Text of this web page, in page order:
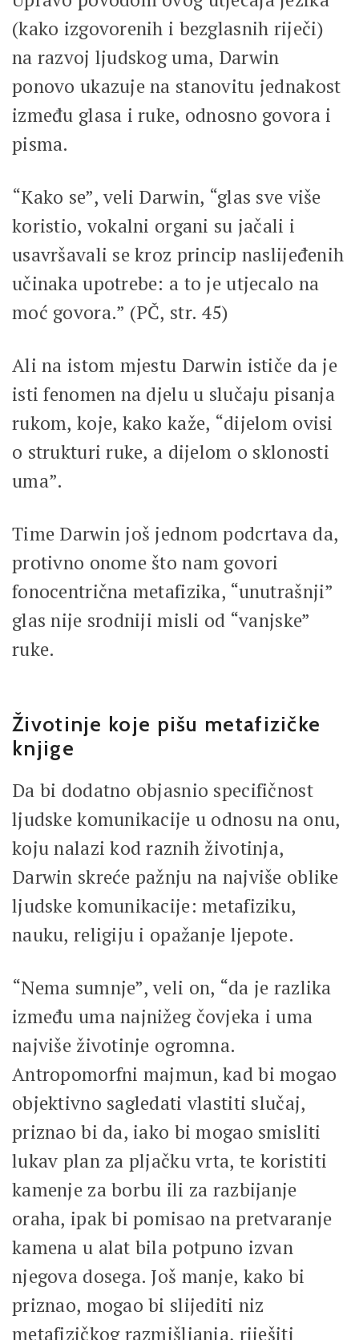
(kako izgovorenih i bezglasnih riječi)
na razvoj ljudskog uma, Darwin
ponovo ukazuje na stanovitu jednakost
između glasa i ruke, odnosno govora i
pisma.
“Kako se”, veli Darwin, “glas sve više
koristio, vokalni organi su jačali i
usavršavali se kroz princip naslijeđenih
učinaka upotrebe: a to je utjecalo na
moć govora.” (PČ, str. 45)
Ali na istom mjestu Darwin ističe da je
isti fenomen na djelu u slučaju pisanja
rukom, koje, kako kaže, “dijelom ovisi
o strukturi ruke, a dijelom o sklonosti
uma”.
Time Darwin još jednom podcrtava da,
protivno onome što nam govori
fonocentrična metafizika, “unutrašnji”
glas nije srodniji misli od “vanjske”
ruke.
Životinje koje pišu metafizičke
knjige
Da bi dodatno objasnio specifičnost
ljudske komunikacije u odnosu na onu,
koju nalazi kod raznih životinja,
Darwin skreće pažnju na najviše oblike
ljudske komunikacije: metafiziku,
nauku, religiju i opažanje ljepote.
“Nema sumnje”, veli on, “da je razlika
između uma najnižeg čovjeka i uma
najviše životinje ogromna.
Antropomorfni majmun, kad bi mogao
objektivno sagledati vlastiti slučaj,
priznao bi da, iako bi mogao smisliti
lukav plan za pljačku vrta, te koristiti
kamenje za borbu ili za razbijanje
oraha, ipak bi pomisao na pretvaranje
kamena u alat bila potpuno izvan
njegova dosega. Još manje, kako bi
priznao, mogao bi slijediti niz
metafizičkog razmišljanja, riješiti